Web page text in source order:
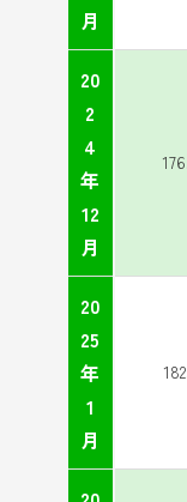
月
20
2
4
年
12
月
20
25
年
1
月